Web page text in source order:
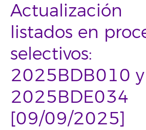
Actualización
listados en
selectivos:
2025BDB010 y
2025BDE034
[09/09/2025]